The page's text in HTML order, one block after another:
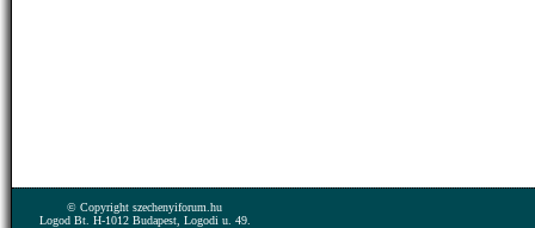
© Copyright szechenyiforum.hu
Logod Bt. H-1012 Budapest, Logodi u. 49.